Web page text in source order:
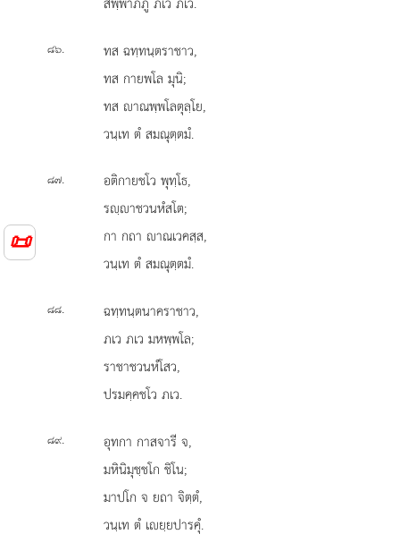
📜
๘๖.
ทส ฉทฺทนฺตราชาว,
ทส กายพโล มุนิ;
ทส าณพฺพโลตุลฺโย,
วนฺเท ตํ สมณุตฺตมํ.
๘๗. อติกายชโว พุทฺโธ,
รฺาชวนหํสโต;
กา กถา าณเวคสฺส,
วนฺเท ตํ สมณุตฺตมํ.
๘๘.
ฉทฺทนฺตนาคราชาว,
ภเว ภเว มหพฺพโล;
ราชาชวนหํโสว,
ปรมคฺคชโว ภเว.
๘๙. อุทกา กาสจารี จ,
มหินิมุชฺชโก ชิโน;
มาปโก จ ยถา จิตฺตํ,
วนฺเท ตํ เยฺยปารคุํ.